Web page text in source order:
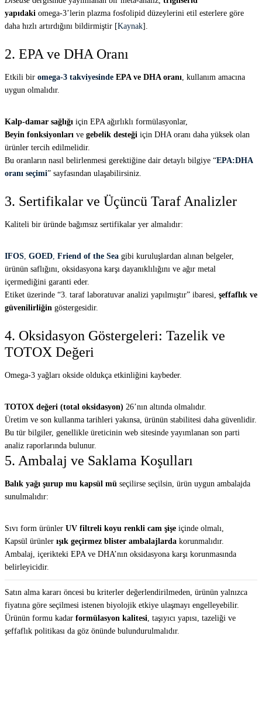
yapıdaki omega-3’lerin plazma fosfolipid düzeylerini etil esterlere göre
daha hızlı artırdığını bildirmiştir [Kaynak].
2. EPA ve DHA Oranı
Etkili bir omega-3 takviyesinde EPA ve DHA oranı , kullanım amacına
uygun olmalıdır.
Kalp-damar sağlığı için EPA ağırlıklı formülasyonlar,
Beyin fonksiyonları ve gebelik desteği için DHA oranı daha yüksek olan
ürünler tercih edilmelidir.
Bu oranların nasıl belirlenmesi gerektiğine dair detaylı bilgiye “EPA:DHA
oranı seçimi” sayfasından ulaşabilirsiniz.
3. Sertifikalar ve Üçüncü Taraf Analizler
Kaliteli bir üründe bağımsız sertifikalar yer almalıdır:
IFOS GOED Friend of the Sea gibi kuruluşlardan alınan belgeler,
ürünün saflığını, oksidasyona karşı dayanıklılığını ve ağır metal
içermediğini garanti eder.
Etiket üzerinde “3. taraf laboratuvar analizi yapılmıştır” ibaresi, şeffaflık ve
güvenilirliğin göstergesidir.
4. Oksidasyon Göstergeleri: Tazelik ve
TOTOX Değeri
Omega-3 yağları okside oldukça etkinliğini kaybeder.
TOTOX değeri (total oksidasyon) 26’nın altında olmalıdır.
Üretim ve son kullanma tarihleri yakınsa, ürünün stabilitesi daha güvenlidir.
Bu tür bilgiler, genellikle üreticinin web sitesinde yayımlanan son parti
analiz raporlarında bulunur.
5. Ambalaj ve Saklama Koşulları
Balık yağı şurup mu kapsül mü seçilirse seçilsin, ürün uygun ambalajda
sunulmalıdır:
Sıvı form ürünler UV filtreli koyu renkli cam şişe içinde olmalı,
Kapsül ürünler ışık geçirmez blister ambalajlarda korunmalıdır.
Ambalaj, içerikteki EPA ve DHA’nın oksidasyona karşı korunmasında
belirleyicidir.
Satın alma kararı öncesi bu kriterler değerlendirilmeden, ürünün yalnızca
fiyatına göre seçilmesi istenen biyolojik etkiye ulaşmayı engelleyebilir.
Ürünün formu kadar formülasyon kalitesi , taşıyıcı yapısı, tazeliği ve
şeffaflık politikası da göz önünde bulundurulmalıdır.